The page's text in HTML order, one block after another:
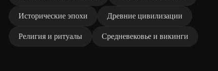
Исторические эпохи Древние цивилизации
Религия и ритуалы Средневековье и викинги